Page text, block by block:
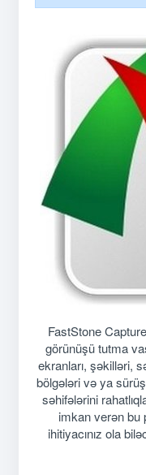
FastStone
görünüşü tutma
ekranları, şəkilləri,
bölgələri və ya
səhifələrini
imkan verən bu
ihitiyacınız ola